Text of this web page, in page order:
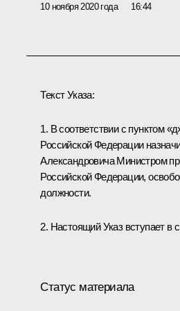
10 ноября 2020 года 16:44
Текст Указа:
1. В соответствии с пунктом
Российской Федерации
Александровича Министром
Российской Федерации,
должности.
2. Настоящий Указ вступает в
Статус материала